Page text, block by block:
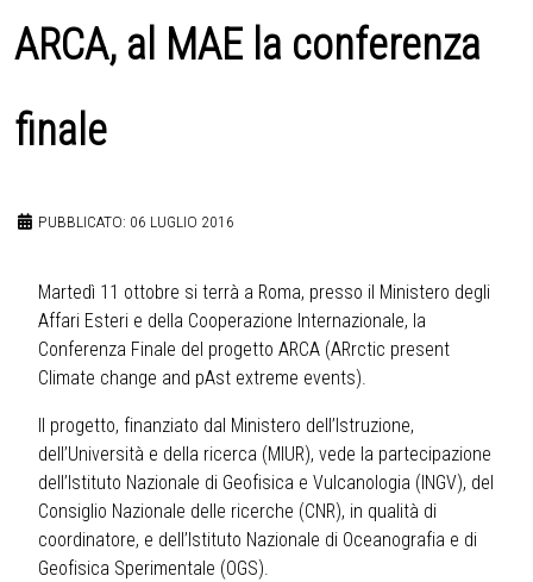
ARCA, al MAE la conferenza
finale
PUBBLICATO: 06 LUGLIO 2016
Martedì 11 ottobre si terrà a Roma, presso il Ministero degli
Affari Esteri e della Cooperazione Internazionale, la
Conferenza Finale del progetto ARCA (ARrctic present
Climate change and pAst extreme events).
Il progetto, finanziato dal Ministero dell’Istruzione,
dell’Università e della ricerca (MIUR), vede la partecipazione
dell’Istituto Nazionale di Geofisica e Vulcanologia (INGV), del
Consiglio Nazionale delle ricerche (CNR), in qualità di
coordinatore, e dell’Istituto Nazionale di Oceanografia e di
Geofisica Sperimentale (OGS).